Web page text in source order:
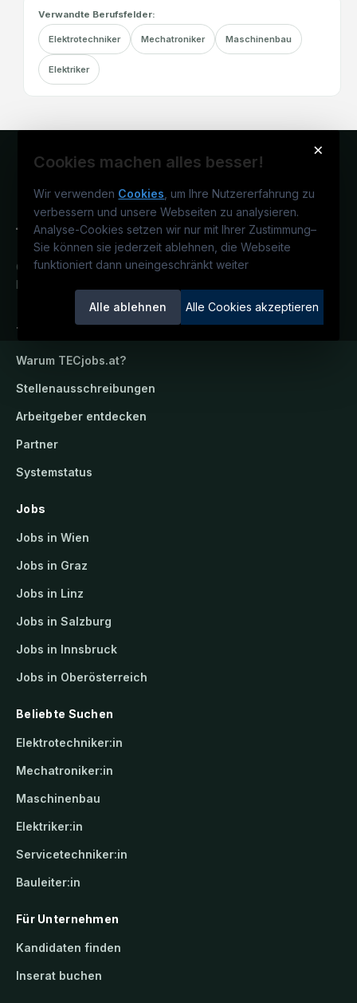
Verwandte Berufsfelder:
Elektrotechniker Mechatroniker Maschinenbau
Elektriker
×
Cookies machen alles besser!
Wir verwenden Cookies , um Ihre Nutzererfahrung zu
verbessern und unsere Webseiten zu analysieren.
Analyse-Cookies setzen wir nur mit Ihrer Zustimmung–
Sie können sie jederzeit ablehnen, die Webseite
funktioniert dann uneingeschränkt weiter
Alle ablehnen Alle Cookies akzeptieren
Österreichs technisches Karriereportal.
Ein Service der candidatis GmbH.
TECjobs.at
Warum TECjobs.at?
Stellenausschreibungen
Arbeitgeber entdecken
Partner
Systemstatus
Jobs
Jobs in Wien
Jobs in Graz
Jobs in Linz
Jobs in Salzburg
Jobs in Innsbruck
Jobs in Oberösterreich
Beliebte Suchen
Elektrotechniker:in
Mechatroniker:in
Maschinenbau
Elektriker:in
Servicetechniker:in
Bauleiter:in
Für Unternehmen
Kandidaten finden
Inserat buchen